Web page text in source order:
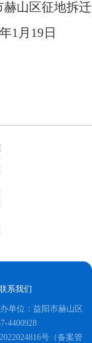
赫山区征地拆
年1月 19 日
系我们
单位：益阳市赫山区
4400928
号（备案管